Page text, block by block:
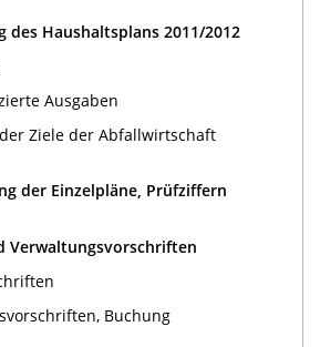
des Haushaltsplans 2011/2012
Ausgaben
Ziele der Abfallwirtschaft
der Einzelpläne, Prüfziffern
Verwaltungsvorschriften
Buchung